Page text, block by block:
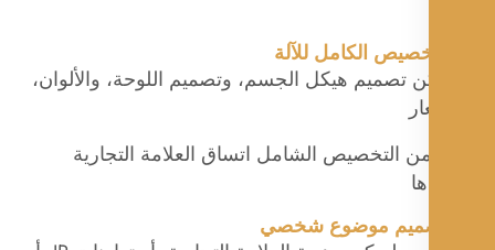
تصميم هيكل الجسم، وتصميم اللوحة، والألوان،
التخصيص الشامل اتساق العلامة التجارية